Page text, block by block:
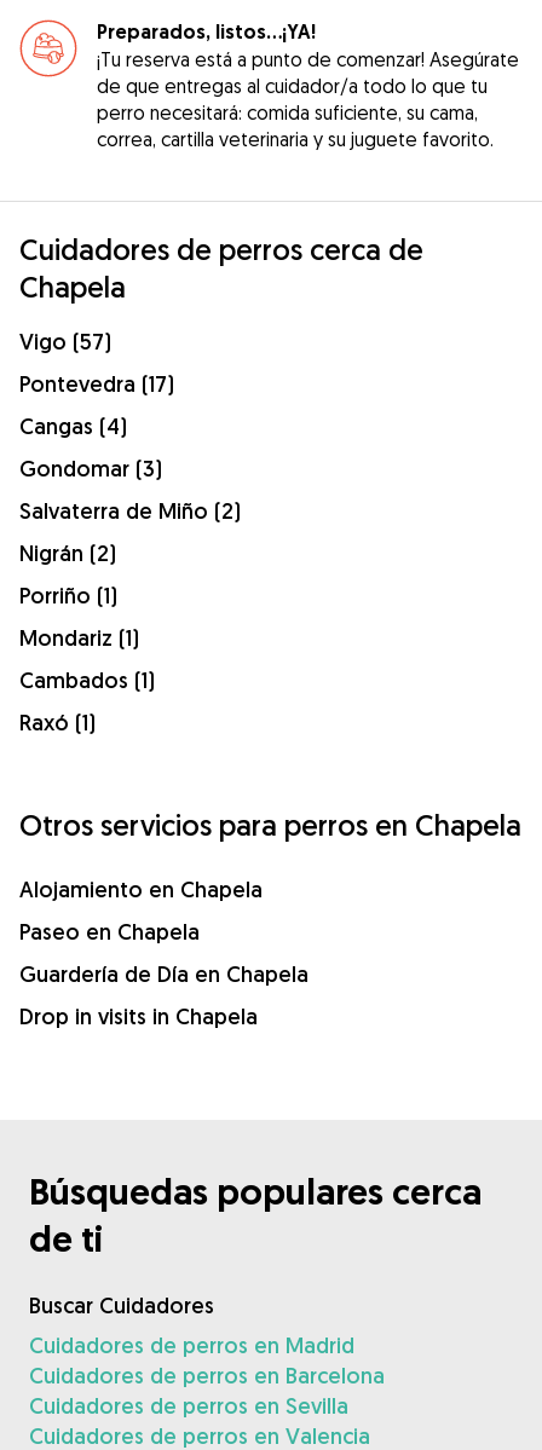
Preparados, listos...¡YA!
¡Tu reserva está a punto de comenzar! Asegúrate
de que entregas al cuidador/a todo lo que tu
perro necesitará: comida suficiente, su cama,
correa, cartilla veterinaria y su juguete favorito.
Cuidadores de perros cerca de
Chapela
Vigo (57)
Pontevedra (17)
Cangas (4)
Gondomar (3)
Salvaterra de Miño (2)
Nigrán (2)
Porriño (1)
Mondariz (1)
Cambados (1)
Raxó (1)
Otros servicios para perros en Chapela
Alojamiento en Chapela
Paseo en Chapela
Guardería de Día en Chapela
Drop in visits in Chapela
Búsquedas populares cerca
de ti
Buscar Cuidadores
Cuidadores de perros en Madrid
Cuidadores de perros en Barcelona
Cuidadores de perros en Sevilla
Cuidadores de perros en Valencia